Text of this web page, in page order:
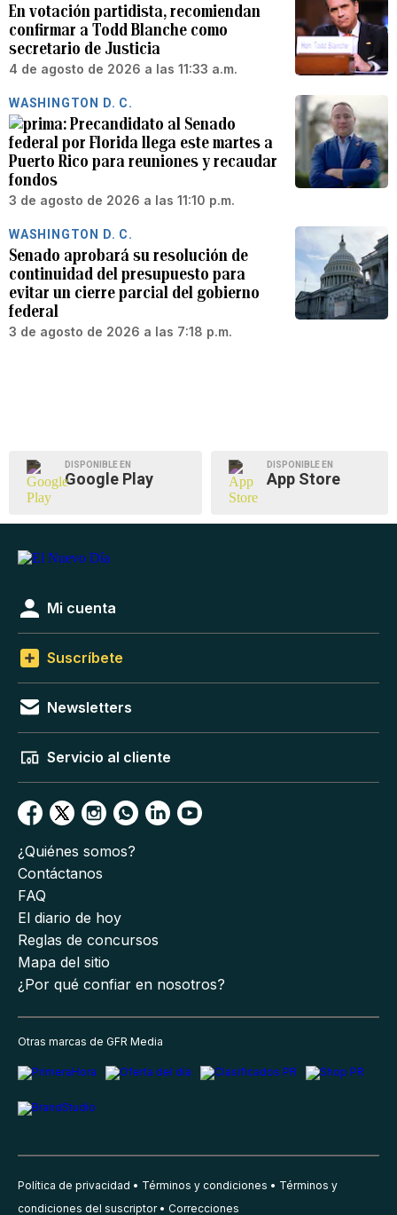
En votación partidista, recomiendan
confirmar a Todd Blanche como
secretario de Justicia
4 de agosto de 2026 a las 11:33 a.m.
WASHINGTON D. C.
Precandidato al Senado
federal por Florida llega este martes a
Puerto Rico para reuniones y recaudar
fondos
3 de agosto de 2026 a las 11:10 p.m.
WASHINGTON D. C.
Senado aprobará su resolución de
continuidad del presupuesto para
evitar un cierre parcial del gobierno
federal
3 de agosto de 2026 a las 7:18 p.m.
DISPONIBLE EN
Google Play
DISPONIBLE EN
App Store
Mi cuenta
Suscríbete
Newsletters
Servicio al cliente
¿Quiénes somos?
Contáctanos
FAQ
El diario de hoy
Reglas de concursos
Mapa del sitio
¿Por qué confiar en nosotros?
Otras marcas de GFR Media
Política de privacidad Términos y condiciones
Términos y
condiciones del suscriptor
Correcciones